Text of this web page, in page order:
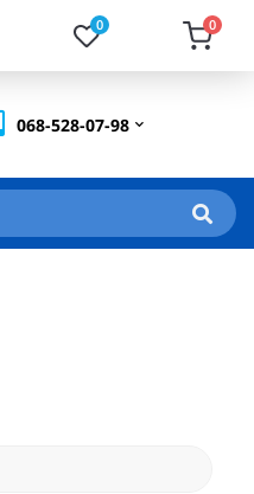
0 0
068-528-07-98